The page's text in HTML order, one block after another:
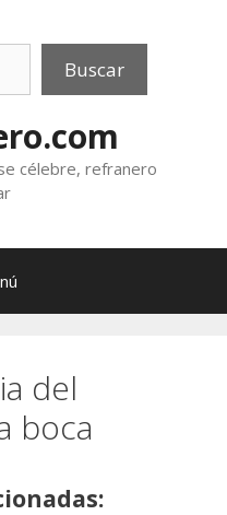
Buscar
célebre, refranero
del
boca